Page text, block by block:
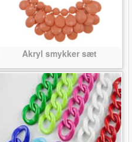
Akryl smykker sæt